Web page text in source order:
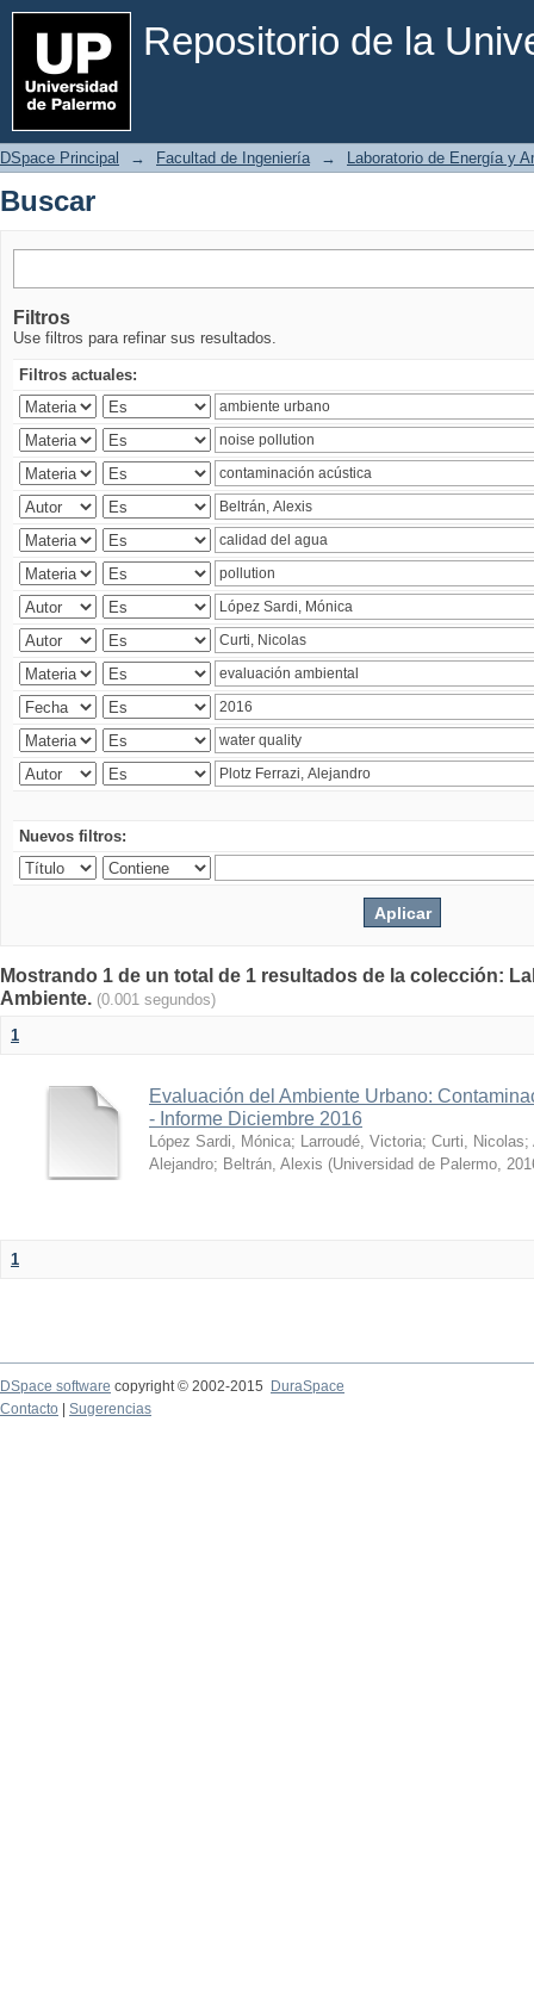
Repositorio de la
Buscar
DSpace Principal → Facultad de Ingeniería → Laboratorio de Energía y
Buscar
Filtros
Use filtros para refinar sus resultados.
Filtros actuales:
Nuevos filtros:
Mostrando 1 de un total de 1 resultados de la colección:
Ambiente. (0.001 segundos)
1
Evaluación del Ambiente Urbano:
- Informe Diciembre 2016
López Sardi, Mónica; Larroudé, Victoria; Curti, Nicolas;
Alejandro; Beltrán, Alexis (Universidad de Palermo,
1
DSpace software copyright © 2002-2015
DuraSpace
Contacto
Sugerencias